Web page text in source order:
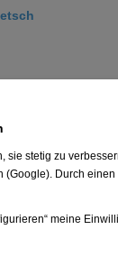
stetig zu
Durch
meine